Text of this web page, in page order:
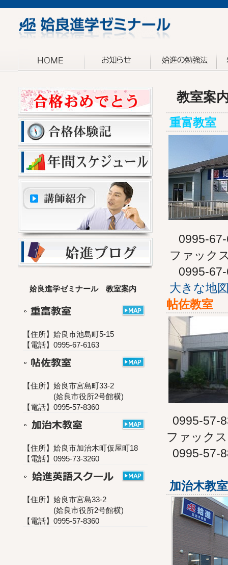
教室案
重富教室
0995-67-
ファック
0995-67-
大きな地
帖佐教室
0995-57-
ファックス
0995-57-
加治木教室
姶良進学ゼミナール 教室案内
【住所】姶良市池島町5-15
【電話】0995-67-6163
【住所】姶良市宮島町33-2
(姶良市役所2号館横)
【電話】0995-57-8360
【住所】姶良市加治木町仮屋町18
【電話】0995-73-3260
【住所】姶良市宮島33-2
(姶良市役所2号館横)
【電話】0995-57-8360